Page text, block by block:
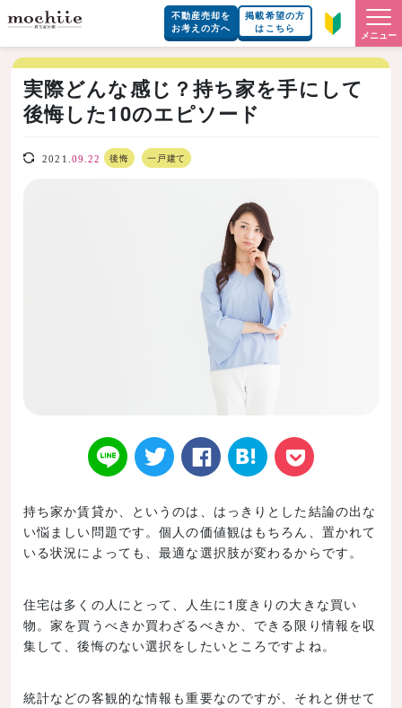
不動産売却を
お考えの方へ
掲載希望の方
はこちら
メニュー
実際どんな感じ？持ち家を手にして
後悔した10のエピソード
2021. 09.22 後悔 一戸建て
LINE Twitt
er
Face
book
はてなブ
ックマー
Poke
t
持ち家か賃貸か、というのは、はっきりとした結論の出な
い悩ましい問題です。個人の価値観はもちろん、置かれて
いる状況によっても、最適な選択肢が変わるからです。
住宅は多くの人にとって、人生に1度きりの大きな買い
物。家を買うべきか買わざるべきか、できる限り情報を収
集して、後悔のない選択をしたいところですよね。
統計などの客観的な情報も重要なのですが、それと併せて